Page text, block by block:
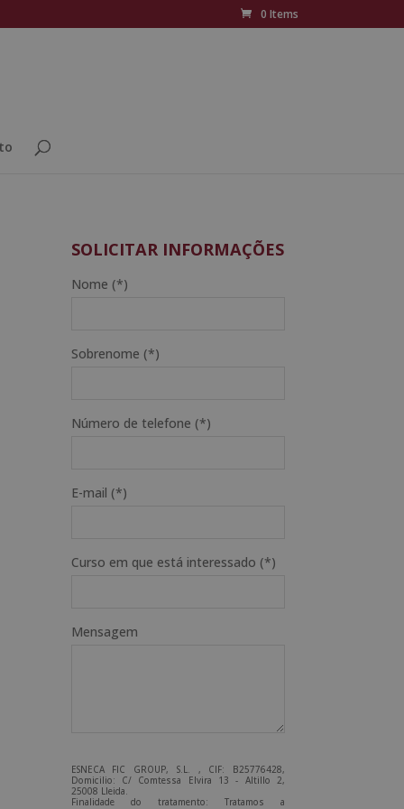
0 Items
SOLICITAR INFORMAÇÕES
Nome (*)
Sobrenome (*)
Número de telefone (*)
E-mail (*)
Curso em que está interessado (*)
Mensagem
ESNECA FIC GROUP, S.L. , CIF: B25776428,
Domicilio: C/ Comtessa Elvira 13 - Altillo 2,
25008 Lleida.
Finalidade do tratamento: Tratamos a